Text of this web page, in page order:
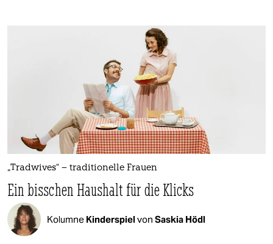
„Tradwives“ – traditionelle Frauen
Ein bisschen Haushalt für die Klicks
Kolumne Kinderspielvon Saskia Hödl